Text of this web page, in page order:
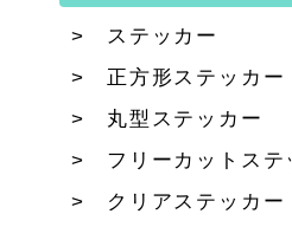
ステッカー
正方形ステッカー
丸型ステッカー
フリーカットステ
クリアステッカー